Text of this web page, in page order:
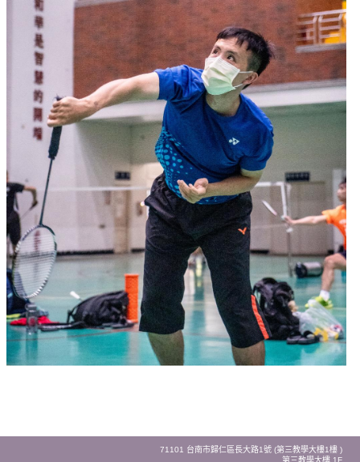
71101 台南市歸仁區長大路1號 (第三教學大樓1樓 )
第三教學大樓 1F